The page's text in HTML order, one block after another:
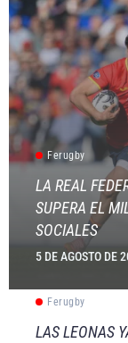
Ferugby
LA REAL
SUPERA EL
SOCIALES
5 DE AGOSTO DE
Ferugby
LAS LEONAS